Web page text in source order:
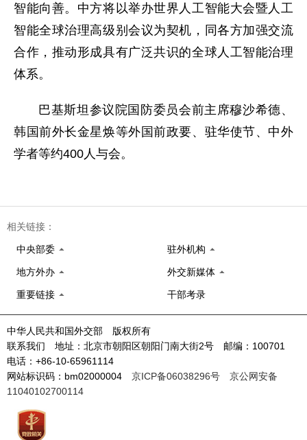
智能向善。中方将以举办世界人工智能大会暨人工
智能全球治理高级别会议为契机，同各方加强交流
合作，推动形成具有广泛共识的全球人工智能治理
体系。
巴基斯坦参议院国防委员会前主席穆沙希德、
韩国前外长金星焕等外国前政要、驻华使节、中外
学者等约400人与会。
相关链接：
中央部委 驻外机构
地方外办 外交新媒体
重要链接 干部考录
中华人民共和国外交部 版权所有
联系我们 地址：北京市朝阳区朝阳门南大街2号 邮编：100701
电话：+86-10-65961114
网站标识码：bm02000004 京ICP备06038296号
京公网安备
11040102700114